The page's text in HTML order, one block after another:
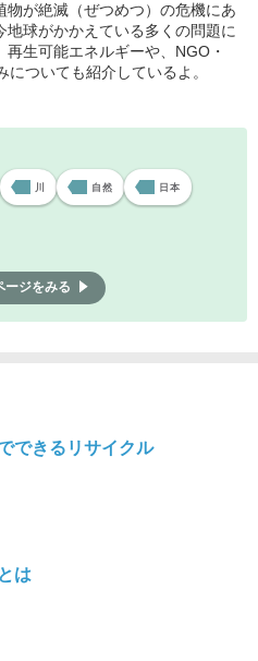
物が絶滅（ぜつめつ）の危機にあ
地球がかかえている多くの問題に
再生可能エネルギーや、NGO・
についても紹介しているよ。
自然 日本
ージをみる
できるリサイクル
は